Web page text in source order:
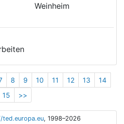
Weinheim
8 9 10 11 12 13
14
15
>>
, 1998–2026